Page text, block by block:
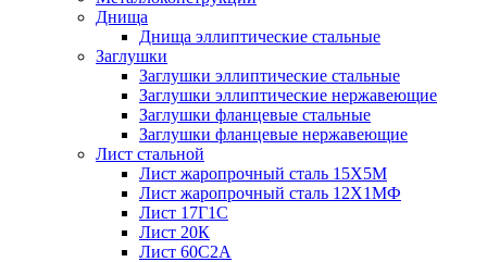
Днища
Днища эллиптические стальные
Заглушки
Заглушки эллиптические стальные
Заглушки эллиптические нержавеющие
Заглушки фланцевые стальные
Заглушки фланцевые нержавеющие
Лист стальной
Лист жаропрочный сталь 15Х5М
Лист жаропрочный сталь 12Х1МФ
Лист 17Г1С
Лист 20К
Лист 60С2А